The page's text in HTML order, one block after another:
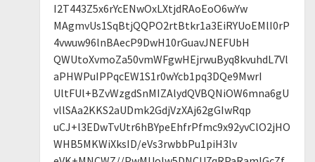
I2T443Z5x6rYcENwOxLXtjdRAoEoO6wYw
MAgmvUs1SqBtjQQPO2rtBtkr1a3EiRYUoEMlI0rP
4vwuw96lnBAecP9DwH10rGuavJNEFUbH
QWUtoXvmoZa50vmWFgwHEjrwuByq8kvuhdL7Vl
aPHWPuIPPqcEW1S1r0wYcb1pq3DQe9MwrI
UltFUl+BZvWzgdSnMIZAlydQVBQNiOW6mna6gU
vllSAa2KKS2aUDmk2GdjVzXAj62gGIwRqp
uCJ+l3EDwTvUtr6hBYpeEhfrPfmc9x92yvClO2jHO
WHB5MKWiXksID/eVs3rwbbPu1piH3lv